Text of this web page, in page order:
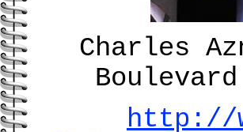
Charles
http://